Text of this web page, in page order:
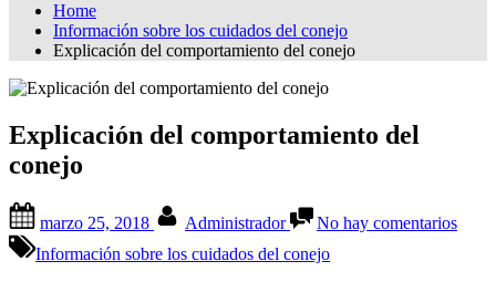
Home
Información sobre los cuidados del conejo
Explicación del comportamiento del conejo
Explicación del comportamiento del
conejo
on
marzo 25, 2018 Administrador No hay comentarios
Información sobre los cuidados del conejo